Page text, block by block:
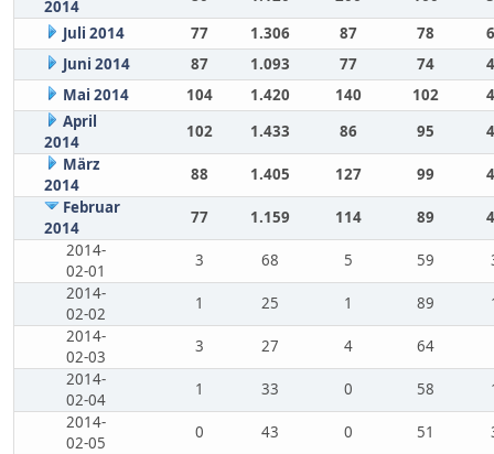
2014
Juli 2014
77 1.306 87 78
Juni 2014
87 1.093 77 74
Mai 2014
104 1.420 140 102
April
2014
102 1.433 86 95
März
2014
88 1.405 127 99
Februar
2014
77 1.159 114 89
2014-
02-01
3 68 5 59
2014-
02-02
1 25 1 89
2014-
02-03
3 27 4
64
2014-
02-04
1 33 0 58
2014-
02-05
0 43 0 51